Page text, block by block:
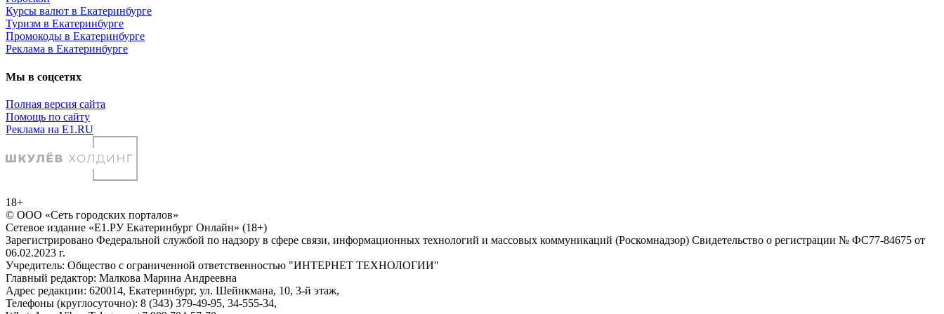
Курсы валют в Екатеринбурге
Туризм в Екатеринбурге
Промокоды в Екатеринбурге
Реклама в Екатеринбурге
Мы в соцсетях
Полная версия сайта
Помощь по сайту
Реклама на E1.RU
18+
© ООО «Сеть городских порталов»
Сетевое издание «Е1.РУ Екатеринбург Онлайн» (18+)
Зарегистрировано Федеральной службой по надзору в сфере связи, информационных технологий и массовых коммуникаций (Роскомнадзор) Свидетельство о регистрации № ФС77-84675 от
06.02.2023 г.
Учредитель: Общество с ограниченной ответственностью "ИНТЕРНЕТ ТЕХНОЛОГИИ"
Главный редактор: Малкова Марина Андреевна
Адрес редакции: 620014, Екатеринбург, ул. Шейнкмана, 10, 3-й этаж,
Телефоны (круглосуточно): 8 (343) 379-49-95, 34-555-34,